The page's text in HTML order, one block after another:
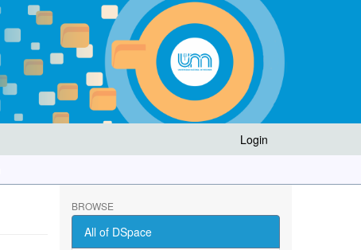
Login
BROWSE
All of DSpace